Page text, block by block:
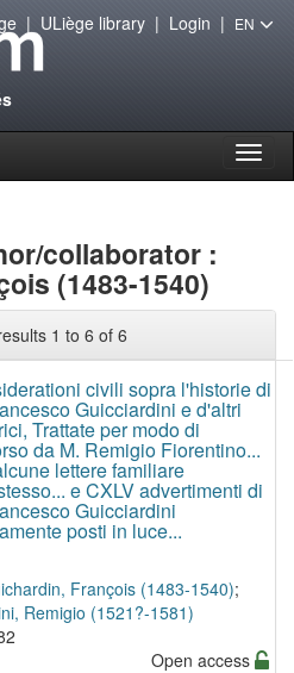
| ULiège library| Login | EN
collaborator :
(1483-1540)
1 to 6 of 6
civili sopra l'historie di
Guicciardini e d'altri
Trattate per modo di
da M. Remigio Fiorentino...
lettere familiare
e CXLV advertimenti di
Guicciardini
posti in luce...
François (1483-1540);
Remigio (1521?-1581)
Open access